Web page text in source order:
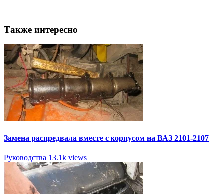
Также интересно
Замена распредвала вместе с корпусом на ВАЗ 2101-2107
Руководства 13.1k views